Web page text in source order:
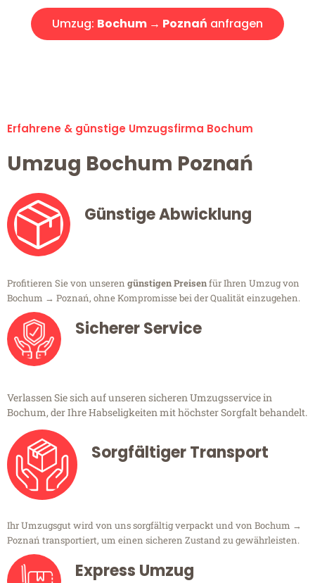
Umzug: Bochum → Poznań anfragen
Erfahrene & günstige Umzugsfirma Bochum
Umzug Bochum Poznań
Günstige Abwicklung
Profitieren Sie von unseren günstigen Preisenfür Ihren Umzug von
Bochum → Poznań, ohne Kompromisse bei der Qualität einzugehen.
Sicherer Service
Verlassen Sie sich auf unseren sicheren Umzugsservice in
Bochum, der Ihre Habseligkeiten mit höchster Sorgfalt behandelt.
Sorgfältiger Transport
Ihr Umzugsgut wird von uns sorgfältig verpackt und von Bochum →
Poznań transportiert, um einen sicheren Zustand zu gewährleisten.
Express Umzug